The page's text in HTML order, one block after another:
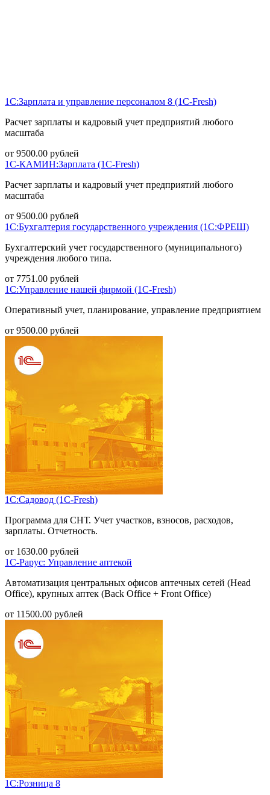
1С:Зарплата и управление персоналом 8 (1С-Fresh)
Расчет зарплаты и кадровый учет предприятий любого
масштаба
от 9500.00 рублей
1С-КАМИН:Зарплата (1С-Fresh)
Расчет зарплаты и кадровый учет предприятий любого
масштаба
от 9500.00 рублей
1С:Бухгалтерия государственного учреждения (1С:ФРЕШ)
Бухгалтерский учет государственного (муниципального)
учреждения любого типа.
от 7751.00 рублей
1С:Управление нашей фирмой (1С-Fresh)
Оперативный учет, планирование, управление предприятием
от 9500.00 рублей
1С:Садовод (1С-Fresh)
Программа для СНТ. Учет участков, взносов, расходов,
зарплаты. Отчетность.
от 1630.00 рублей
1С-Рарус: Управление аптекой
Автоматизация центральных офисов аптечных сетей (Head
Office), крупных аптек (Back Office + Front Office)
от 11500.00 рублей
1С:Розница 8